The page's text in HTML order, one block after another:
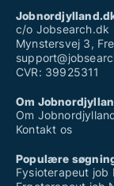
c/o Jobsearch.dk
Mynstersvej 3,
CVR: 39925311
Om
Om
Kontakt os
Populære
Fysioterapeut job